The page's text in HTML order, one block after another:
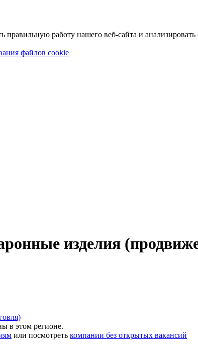
работу нашего веб-сайта и анализировать
файлов cookie
изделия
в этом регионе.
или посмотреть компании без открытых вакансий